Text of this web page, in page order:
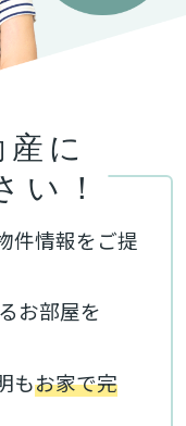
に
い！
件情報をご提
お部屋を
もお家で完